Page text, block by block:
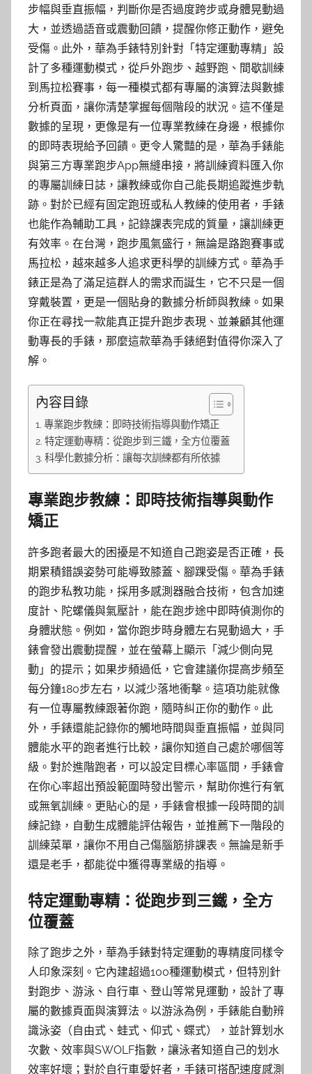
步幅與垂直振幅，判斷你是否過度跨步或身體晃動過
大，並透過語音或震動回饋，提醒你修正動作，避免
受傷。此外，華為手錶特別針對「特定運動專精」設
計了多種運動模式，從戶外跑步、越野跑、間歇訓練
到馬拉松賽事，每一種模式都有專屬的演算法與數據
分析頁面，讓你清楚掌握每個階段的狀況。這不僅是
數據的呈現，更像是有一位專業教練在身邊，根據你
的即時表現給予回饋。更令人驚豔的是，華為手錶能
與第三方專業跑步App無縫串接，將訓練資料匯入你
的專屬訓練日誌，讓教練或你自己能長期追蹤進步軌
跡。對於已經有固定跑班或私人教練的使用者，手錶
也能作為輔助工具，記錄課表完成的質量，讓訓練更
有效率。在台灣，跑步風氣盛行，無論是路跑賽事或
馬拉松，越來越多人追求更科學的訓練方式。華為手
錶正是為了滿足這群人的需求而誕生，它不只是一個
穿戴裝置，更是一個貼身的數據分析師與教練。如果
你正在尋找一款能真正提升跑步表現、並兼顧其他運
動專長的手錶，那麼這款華為手錶絕對值得你深入了
解。
內容目錄
專業跑步教練：即時技術指導與動作矯正
特定運動專精：從跑步到三鐵，全方位覆蓋
科學化數據分析：讓每次訓練都有所依據
專業跑步教練：即時技術指導與動作
矯正
許多跑者最大的困擾是不知道自己跑姿是否正確，長
期累積錯誤姿勢可能導致膝蓋、腳踝受傷。華為手錶
的跑步私教功能，採用多感測器融合技術，包含加速
度計、陀螺儀與氣壓計，能在跑步途中即時偵測你的
身體狀態。例如，當你跑步時身體左右晃動過大，手
錶會發出震動提醒，並在螢幕上顯示「減少側向晃
動」的提示；如果步頻過低，它會建議你提高步頻至
每分鐘180步左右，以減少落地衝擊。這項功能就像
有一位專屬教練跟著你跑，隨時糾正你的動作。此
外，手錶還能記錄你的觸地時間與垂直振幅，並與同
體能水平的跑者進行比較，讓你知道自己處於哪個等
級。對於進階跑者，可以設定目標心率區間，手錶會
在你心率超出預設範圍時發出警示，幫助你進行有氧
或無氧訓練。更貼心的是，手錶會根據一段時間的訓
練記錄，自動生成體能評估報告，並推薦下一階段的
訓練菜單，讓你不用自己傷腦筋排課表。無論是新手
還是老手，都能從中獲得專業級的指導。
特定運動專精：從跑步到三鐵，全方
位覆蓋
除了跑步之外，華為手錶對特定運動的專精度同樣令
人印象深刻。它內建超過100種運動模式，但特別針
對跑步、游泳、自行車、登山等常見運動，設計了專
屬的數據頁面與演算法。以游泳為例，手錶能自動辨
識泳姿（自由式、蛙式、仰式、蝶式），並計算划水
次數、效率與SWOLF指數，讓泳者知道自己的划水
效率好壞；對於自行車愛好者，手錶可搭配速度感測